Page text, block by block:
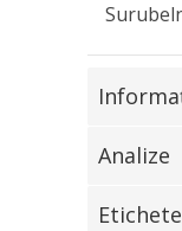
Analize